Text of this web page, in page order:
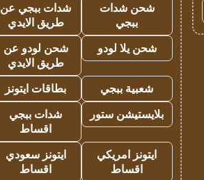
شحن شدات
ببجي
شدات ببجي عن
طريق الايدي
شحن يلا لودو
شحن لودو عن
طريق الايدي
شعبية ببجي
بطاقات ايتونز
بلايستيشن ستور
شدات ببجي
اقساط
ايتونز امريكي
اقساط
ايتونز سعودي
اقساط